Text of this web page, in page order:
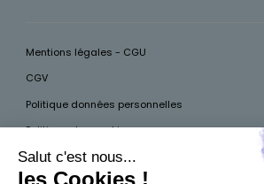
Mentions légales - CGU
CGV
Politique données personnelles
Politique des cookies
Accessibilité